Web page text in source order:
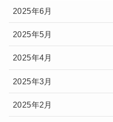
2025年6月
2025年5月
2025年4月
2025年3月
2025年2月